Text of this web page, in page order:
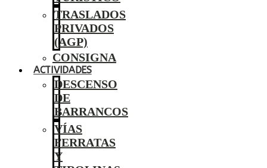
TRASLADOS
PRIVADOS
(AGP)
CONSIGNA
ACTIVIDADES
DESCENSO
DE
BARRANCOS
VÍAS
FERRATAS
Y